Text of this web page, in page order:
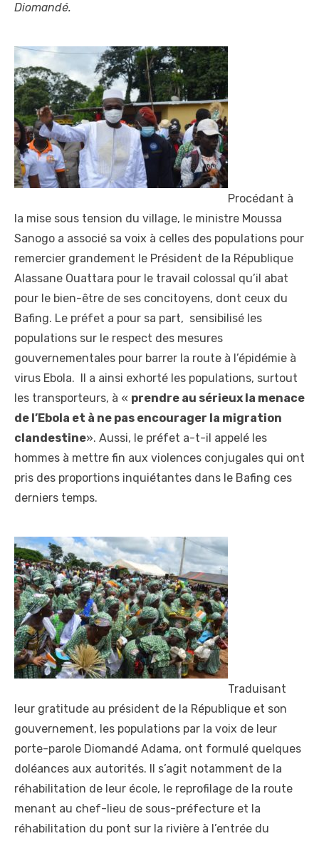
Diomandé.
Procédant à
la mise sous tension du village, le ministre Moussa
Sanogo a associé sa voix à celles des populations pour
remercier grandement le Président de la République
Alassane Ouattara pour le travail colossal qu’il abat
pour le bien-être de ses concitoyens, dont ceux du
Bafing. Le préfet a pour sa part, sensibilisé les
populations sur le respect des mesures
gouvernementales pour barrer la route à l’épidémie à
virus Ebola. Il a ainsi exhorté les populations, surtout
les transporteurs, à « prendre au sérieux la menace
de l’Ebola et à ne pas encourager la migration
clandestine». Aussi, le préfet a-t-il appelé les
hommes à mettre fin aux violences conjugales qui ont
pris des proportions inquiétantes dans le Bafing ces
derniers temps.
Traduisant
leur gratitude au président de la République et son
gouvernement, les populations par la voix de leur
porte-parole Diomandé Adama, ont formulé quelques
doléances aux autorités. Il s’agit notamment de la
réhabilitation de leur école, le reprofilage de la route
menant au chef-lieu de sous-préfecture et la
réhabilitation du pont sur la rivière à l’entrée du